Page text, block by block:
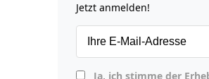
Jetzt anmelden!